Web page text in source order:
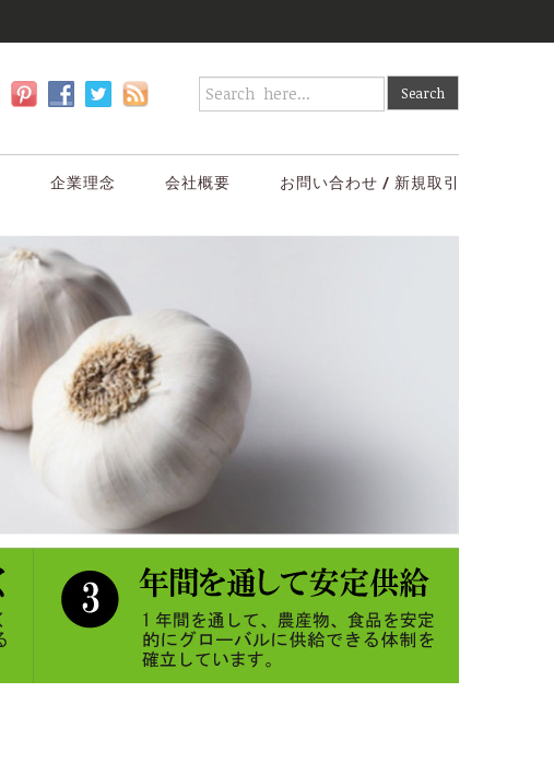
企業理念 会社概要 お問い合わせ / 新規取引